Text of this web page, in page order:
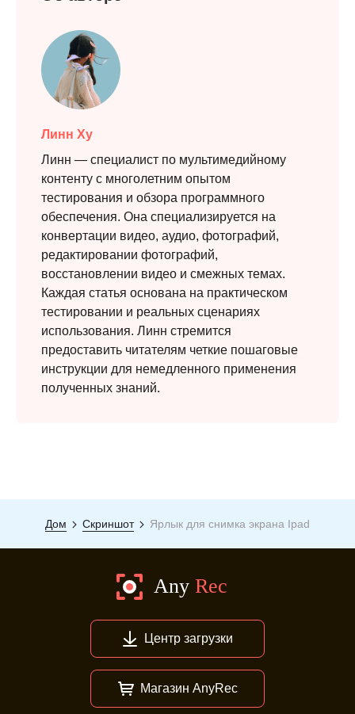
Линн Ху
Линн — специалист по мультимедийному
контенту с многолетним опытом
тестирования и обзора программного
обеспечения. Она специализируется на
конвертации видео, аудио, фотографий,
редактировании фотографий,
восстановлении видео и смежных темах.
Каждая статья основана на практическом
тестировании и реальных сценариях
использования. Линн стремится
предоставить читателям четкие пошаговые
инструкции для немедленного применения
полученных знаний.
Дом Скриншот Ярлык для снимка экрана Ipad
Центр загрузки
Магазин AnyRec